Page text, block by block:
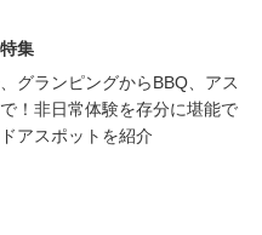
集
グランピングからBBQ、アス
！非日常体験を存分に堪能で
アスポットを紹介